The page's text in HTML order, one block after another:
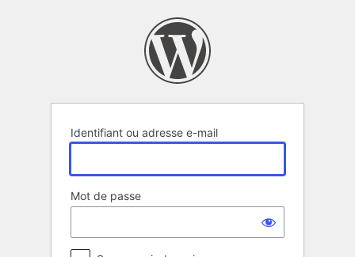
Identifiant ou adresse e-mail
Mot de passe